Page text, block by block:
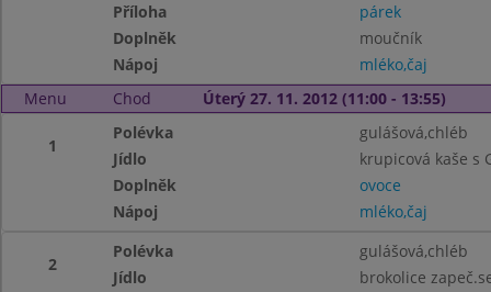
Příloha
párek
Doplněk
moučník
Nápoj
mléko,čaj
Menu
Chod Úterý 27. 11. 2012 (11:00 - 13:55)
1
Polévka
gulášová,chléb
Jídlo
krupicová kaše s
Doplněk
ovoce
Nápoj
mléko,čaj
2
Polévka
gulášová,chléb
Jídlo
brokolice